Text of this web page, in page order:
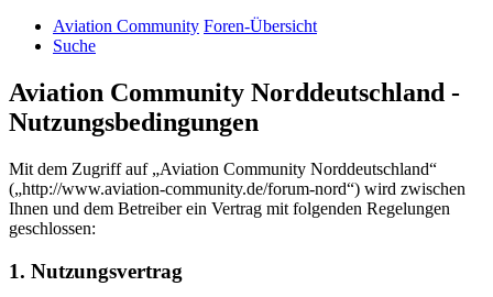
Aviation Community Foren-Übersicht
Suche
Aviation Community Norddeutschland -
Nutzungsbedingungen
Mit dem Zugriff auf „Aviation Community Norddeutschland“
(„http://www.aviation-community.de/forum-nord“) wird zwischen
Ihnen und dem Betreiber ein Vertrag mit folgenden Regelungen
geschlossen:
1. Nutzungsvertrag